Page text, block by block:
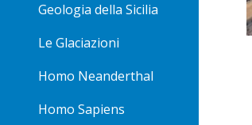
Geologia della Sicilia
Le Glaciazioni
Homo Neanderthal
Homo Sapiens